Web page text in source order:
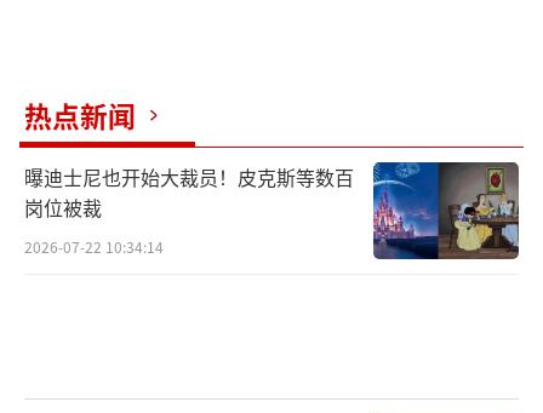
热点新闻
曝迪士尼也开始大裁员！皮克斯等数百
岗位被裁
2026-07-22 10:34:14